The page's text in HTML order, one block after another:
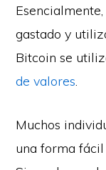
gastado y
Bitcoin se
de valores.
Muchos
una forma